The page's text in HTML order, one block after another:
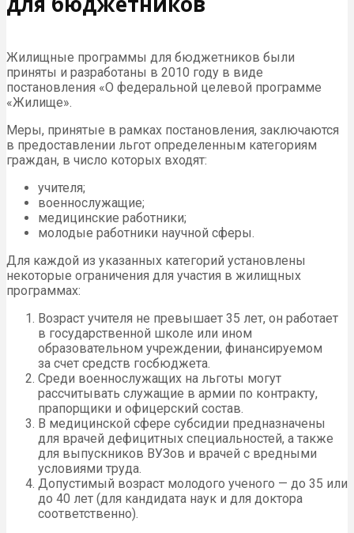
Жилищные программы для бюджетников были
приняты и разработаны в 2010 году в виде
постановления «О федеральной целевой программе
«Жилище».
Меры, принятые в рамках постановления, заключаются
в предоставлении льгот определенным категориям
граждан, в число которых входят:
учителя;
военнослужащие;
медицинские работники;
молодые работники научной сферы.
Для каждой из указанных категорий установлены
некоторые ограничения для участия в жилищных
программах:
Возраст учителя не превышает 35 лет, он работает
в государственной школе или ином
образовательном учреждении, финансируемом
за счет средств госбюджета.
Среди военнослужащих на льготы могут
рассчитывать служащие в армии по контракту,
прапорщики и офицерский состав.
В медицинской сфере субсидии предназначены
для врачей дефицитных специальностей, а также
для выпускников ВУЗов и врачей с вредными
условиями труда.
Допустимый возраст молодого ученого — до 35 или
до 40 лет (для кандидата наук и для доктора
соответственно).